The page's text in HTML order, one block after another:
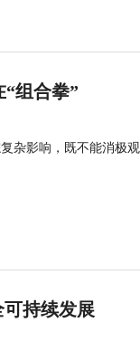
组合拳”
杂影响，既不能消极
持续发展